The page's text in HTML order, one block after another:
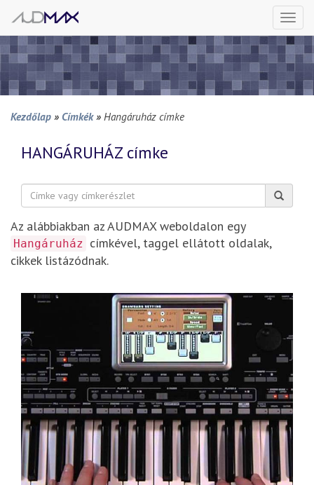
Kezdőlap » Címkék » Hangáruház címke
HANGÁRUHÁZ címke
Keresés:
Az alábbiakban az AUDMAX weboldalon egy
Hangáruház címkével, taggel ellátott oldalak,
cikkek listázódnak.